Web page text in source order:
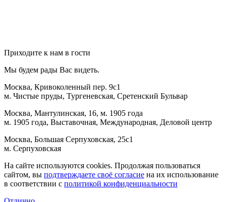
Приходите к нам в гости
Мы будем рады Вас видеть.
Москва, Кривоколенный пер. 9c1
м. Чистые пруды, Тургеневская, Сретенский Бульвар
Москва, Мантулинская, 16, м. 1905 года
м. 1905 года, Выставочная, Международная, Деловой центр
Москва, Большая Серпуховская, 25с1
м. Серпуховская
На сайте используются cookies. Продолжая пользоваться
сайтом, вы подтверждаете своё согласие на их использование
в соответствии с политикой конфиденциальности